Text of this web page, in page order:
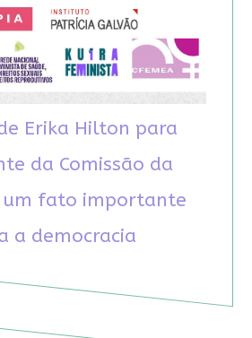
Erika Hilton para
da Comissão da
um fato importante
a democracia